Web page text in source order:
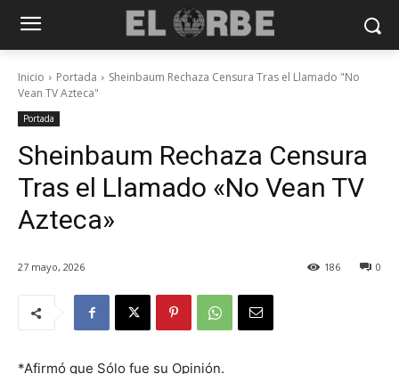
Inicio Portada
Sheinbaum Rechaza Censura Tras el Llamado "No
Vean TV Azteca"
Portada
Sheinbaum Rechaza Censura
Tras el Llamado «No Vean TV
Azteca»
27 mayo, 2026 0
186
*Afirmó que Sólo fue su Opinión.